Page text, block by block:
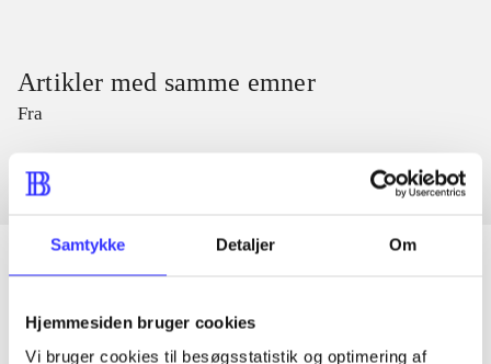
Samtykke Detaljer Om
Hjemmesiden bruger cookies
Vi bruger cookies til besøgsstatistik og optimering af
Artikler med samme emner
Fra
Artikler